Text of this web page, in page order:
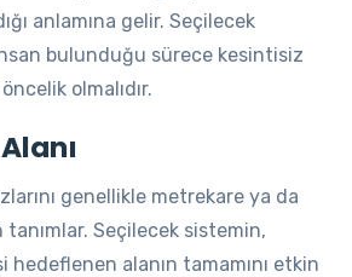
anlamına gelir. Seçilecek
bulunduğu sürece kesintisiz
olmalıdır.
genellikle metrekare ya da
Seçilecek sistemin,
alanın tamamını etkin